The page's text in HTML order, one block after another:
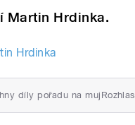
Martin Hrdinka.
Hrdinka
díly pořadu na mujRozhlas